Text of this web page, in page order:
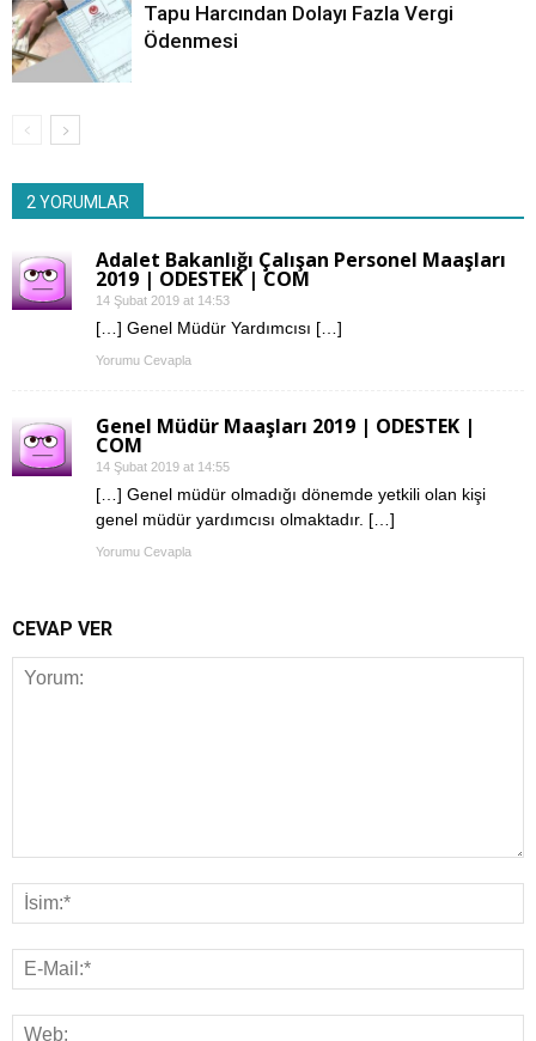
Tapu Harcından Dolayı Fazla Vergi
Ödenmesi
2 YORUMLAR
Adalet Bakanlığı Çalışan Personel Maaşları
2019 | ODESTEK | COM
14 Şubat 2019 at 14:53
[…] Genel Müdür Yardımcısı […]
Yorumu Cevapla
Genel Müdür Maaşları 2019 | ODESTEK |
COM
14 Şubat 2019 at 14:55
[…] Genel müdür olmadığı dönemde yetkili olan kişi
genel müdür yardımcısı olmaktadır. […]
Yorumu Cevapla
CEVAP VER